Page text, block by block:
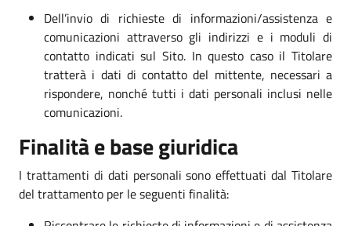
Dell’invio di richieste di informazioni/assistenza e
comunicazioni attraverso gli indirizzi e i moduli di
contatto indicati sul Sito. In questo caso il Titolare
tratterà i dati di contatto del mittente, necessari a
rispondere, nonché tutti i dati personali inclusi nelle
comunicazioni.
Finalità e base giuridica
I trattamenti di dati personali sono effettuati dal Titolare
del trattamento per le seguenti finalità: